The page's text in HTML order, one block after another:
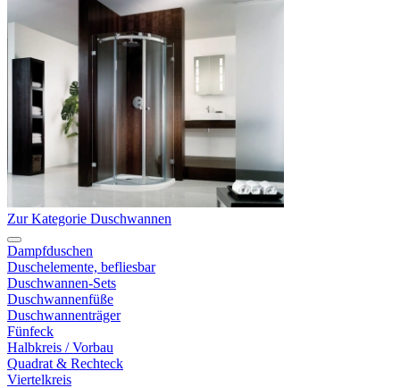
Zur Kategorie Duschwannen
Dampfduschen
Duschelemente, befliesbar
Duschwannen-Sets
Duschwannenfüße
Duschwannenträger
Fünfeck
Halbkreis / Vorbau
Quadrat & Rechteck
Viertelkreis